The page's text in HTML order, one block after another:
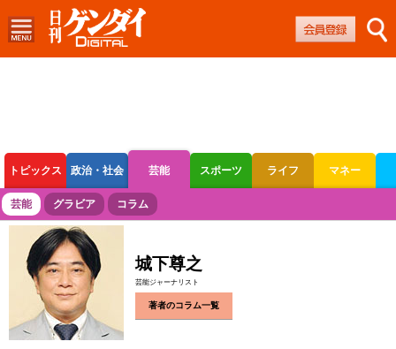
トピックス 政治・社会 芸能 スポーツ ライフ マネー
ボートレース 競輪 オートレース
芸能 グラビア コラム
城下尊之
芸能ジャーナリスト
著者のコラム一覧